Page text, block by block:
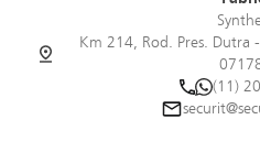
Km 214, Rod. Pres. Dutra
(11)